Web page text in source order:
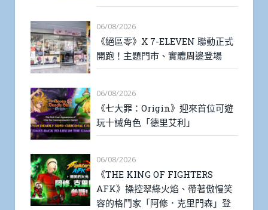
06/08/2026
《絕區零》X 7-ELEVEN 聯動正式
開跑！主題門市、實體周邊登場
06/08/2026
《七大罪：Origin》迎來首位可遊
玩十誡角色「德里艾利」
06/08/2026
《THE KING OF FIGHTERS
AFK》操控翠綠火焰、帶著傲慢笑
容的格鬥家「阿修．克里門森」登